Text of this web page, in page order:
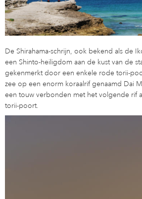
De Shirahama-schrijn, ook bekend als de
een Shinto-heiligdom aan de kust van de
gekenmerkt door een enkele rode torii-
zee op een enorm koraalrif genaamd Dai
een touw verbonden met het volgende rif
torii-poort.